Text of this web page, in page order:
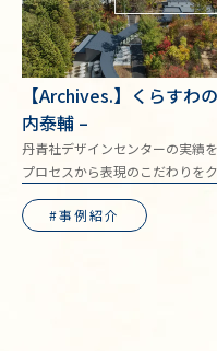
【Archives.】くらすわ
内泰輔 –
丹青社デザインセンターの実績
プロセスから表現のこだわりを
事例紹介